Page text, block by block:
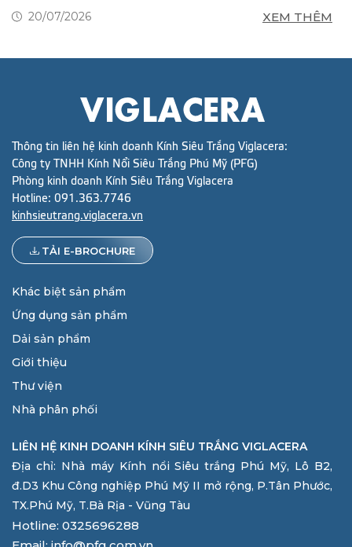
20/07/2026 XEM THÊM
Thông tin liên hệ kinh doanh Kính Siêu Trắng Viglacera:
Công ty TNHH Kính Nổi Siêu Trắng Phú Mỹ (PFG)
Phòng kinh doanh Kính Siêu Trắng Viglacera
Hotline: 091.363.7746
kinhsieutrang.viglacera.vn
TẢI E-BROCHURE
Khác biệt sản phẩm
Ứng dụng sản phẩm
Dải sản phẩm
Giới thiệu
Thư viện
Nhà phân phối
LIÊN HỆ KINH DOANH KÍNH SIÊU TRẮNG VIGLACERA
Địa chỉ: Nhà máy Kính nổi Siêu trắng Phú Mỹ, Lô B2,
đ.D3 Khu Công nghiệp Phú Mỹ II mở rộng, P.Tân Phước,
TX.Phú Mỹ, T.Bà Rịa - Vũng Tàu
Hotline: 0325696288